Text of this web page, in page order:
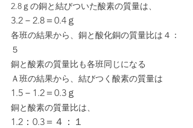
2.8ｇの銅と結びついた酸素の質量は、
3.2－2.8＝0.4ｇ
各班の結果から、銅と酸化銅の質量比は４：
５
銅と酸素の質量比も各班同じになる
Ａ班の結果から、結びつく酸素の質量は
1.5－1.2＝0.3ｇ
銅と酸素の質量比は、
1.2：0.3＝４：１